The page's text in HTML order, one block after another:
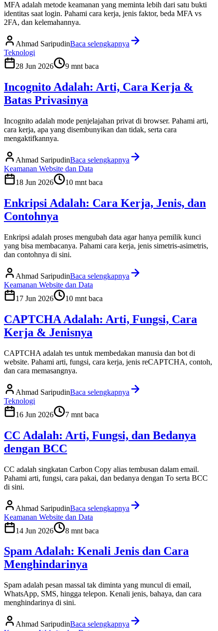
MFA adalah metode keamanan yang meminta lebih dari satu bukti
identitas saat login. Pahami cara kerja, jenis faktor, beda MFA vs
2FA, dan kelemahannya.
Ahmad SaripudinBaca selengkapnya
Teknologi
28 Jun 2026
9 mnt baca
Incognito Adalah: Arti, Cara Kerja &
Batas Privasinya
Incognito adalah mode penjelajahan privat di browser. Pahami arti,
cara kerja, apa yang disembunyikan dan tidak, serta cara
mengaktifkannya.
Ahmad SaripudinBaca selengkapnya
Keamanan Website dan Data
18 Jun 2026
10 mnt baca
Enkripsi Adalah: Cara Kerja, Jenis, dan
Contohnya
Enkripsi adalah proses mengubah data agar hanya pemilik kunci
yang bisa membacanya. Pahami cara kerja, jenis simetris-asimetris,
dan contohnya di sini.
Ahmad SaripudinBaca selengkapnya
Keamanan Website dan Data
17 Jun 2026
10 mnt baca
CAPTCHA Adalah: Arti, Fungsi, Cara
Kerja & Jenisnya
CAPTCHA adalah tes untuk membedakan manusia dan bot di
website. Pahami arti, fungsi, cara kerja, jenis reCAPTCHA, contoh,
dan cara memasangnya.
Ahmad SaripudinBaca selengkapnya
Teknologi
16 Jun 2026
7 mnt baca
CC Adalah: Arti, Fungsi, dan Bedanya
dengan BCC
CC adalah singkatan Carbon Copy alias tembusan dalam email.
Pahami arti, fungsi, cara pakai, dan bedanya dengan To serta BCC
di sini.
Ahmad SaripudinBaca selengkapnya
Keamanan Website dan Data
14 Jun 2026
8 mnt baca
Spam Adalah: Kenali Jenis dan Cara
Menghindarinya
Spam adalah pesan massal tak diminta yang muncul di email,
WhatsApp, SMS, hingga telepon. Kenali jenis, bahaya, dan cara
menghindarinya di sini.
Ahmad SaripudinBaca selengkapnya